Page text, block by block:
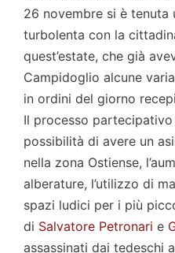
26 novembre si è tenuta
turbolenta con la
quest’estate, che già
Campidoglio alcune
in ordini del giorno
Il processo
possibilità di avere un
nella zona Ostiense,
alberature, l’utilizzo di
spazi ludici per i più
di Salvatore Petronari e
assassinati dai tedeschi